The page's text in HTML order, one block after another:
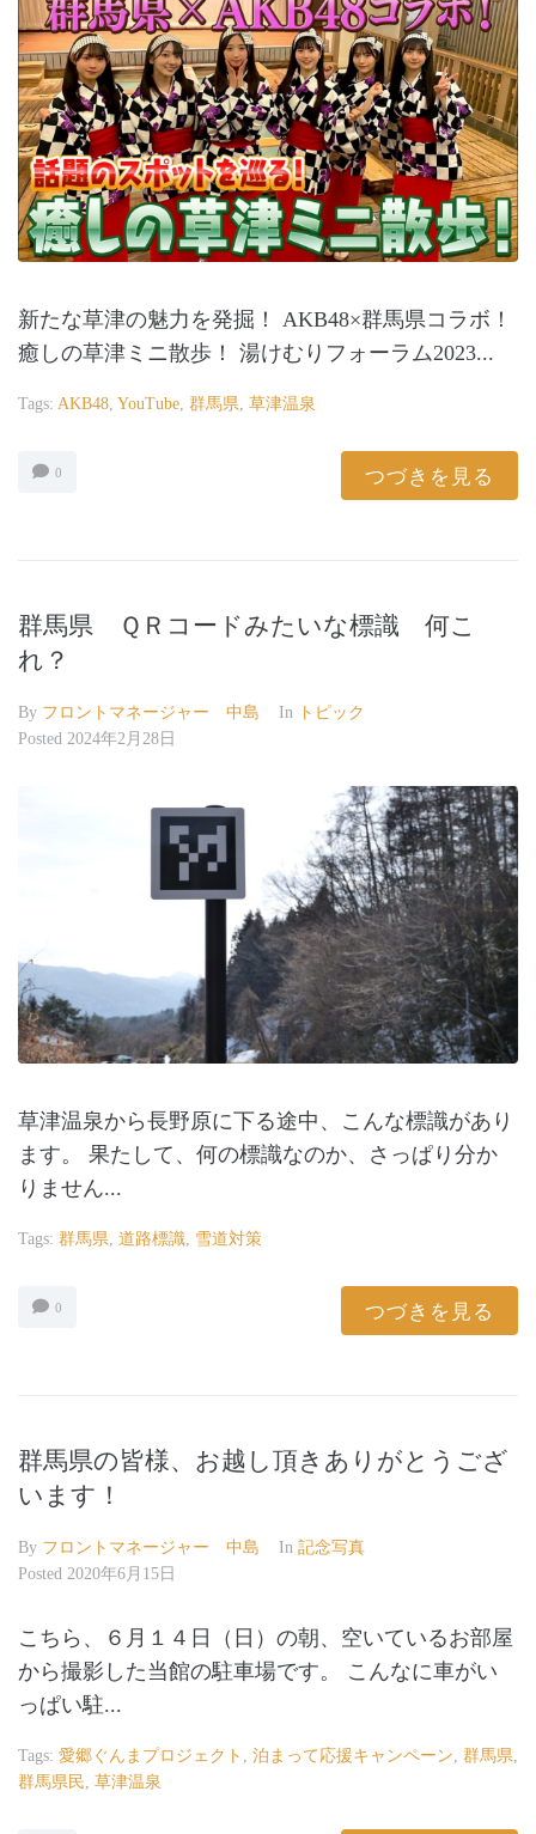
新たな草津の魅力を発掘！ AKB48×群馬県コラボ！
癒しの草津ミニ散歩！ 湯けむりフォーラム2023...
Tags: AKB48 YouTube 群馬県 草津温泉
0 つづきを見る
群馬県 ＱＲコードみたいな標識 何こ
れ？
By フロントマネージャー 中島 In
トピック
Posted 2024年2月28日
草津温泉から長野原に下る途中、こんな標識があり
ます。 果たして、何の標識なのか、さっぱり分か
りません...
Tags: 群馬県 道路標識 雪道対策
0 つづきを見る
群馬県の皆様、お越し頂きありがとうござ
います！
By フロントマネージャー 中島 In 記念写真
Posted 2020年6月15日
こちら、６月１４日（日）の朝、空いているお部屋
から撮影した当館の駐車場です。 こんなに車がい
っぱい駐...
Tags: 愛郷ぐんまプロジェクト 泊まって応援キャンペーン 群馬県
群馬県民 草津温泉